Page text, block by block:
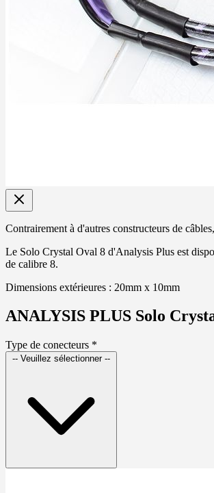
Contrairement à d'autres constructeurs de
Le Solo Crystal Oval 8 d'Analysis Plus est
de calibre 8.
Dimensions extérieures : 20mm x 10mm
ANALYSIS PLUS Solo
Type de conecteurs *
-- Veuillez sélectionner --